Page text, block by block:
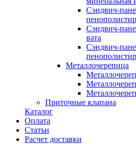
Сэндвич-
Сэндвич-
вата
Сэндвич-
Металлочерепица
Приточные клапана
Каталог
Оплата
Статьи
Расчет доставки